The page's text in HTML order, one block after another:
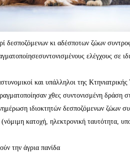
δεσποζόμενων κι αδέσποτων ζώων
ελέγχους σε
και υπάλληλοι της
χθες συντονισμένη δράση
ιδιοκτητών δεσποζόμενων ζώων
κατοχή, ηλεκτρονική ταυτότητα,
την άγρια πανίδα